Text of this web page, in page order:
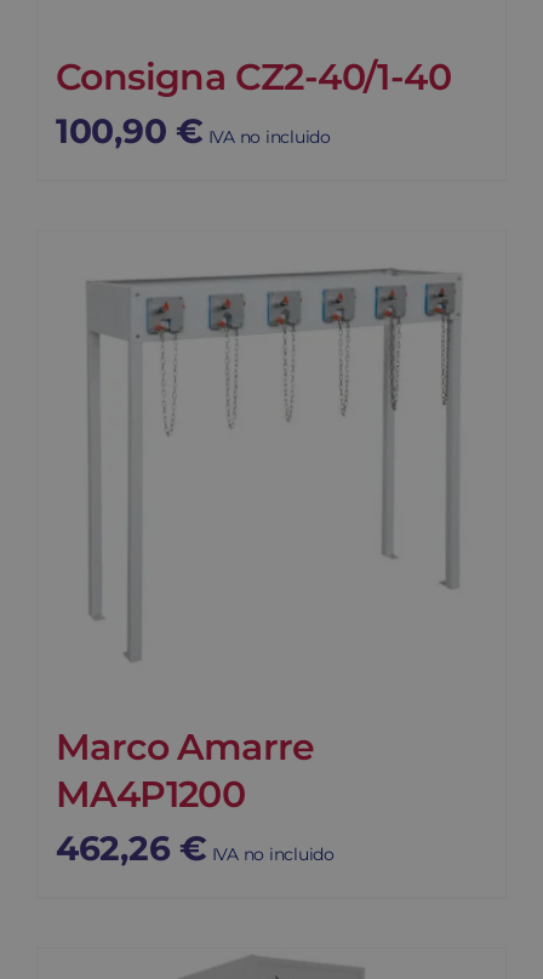
Consigna CZ2-40/1-40
100,90 € IVA no incluido
Marco Amarre
MA4P1200
462,26 € IVA no incluido